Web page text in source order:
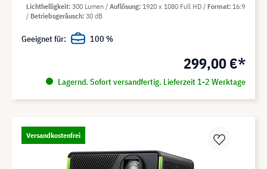
299,00 €*
Lagernd. Sofort versandfertig. Lieferzeit 1-2 Werktage
Lichthelligkeit 300 Lumen Auflösung 1920 x 1080 Full HD Format 16:9
Betriebsgeräusch 30 dB
Geeignet für: 100 %
Versandkostenfrei